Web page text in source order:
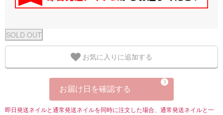
お気に入りに追加する
お届け日を確認する
即日発送ネイルと通常発送ネイルを同時に注文した場合、通常発送ネイルと一